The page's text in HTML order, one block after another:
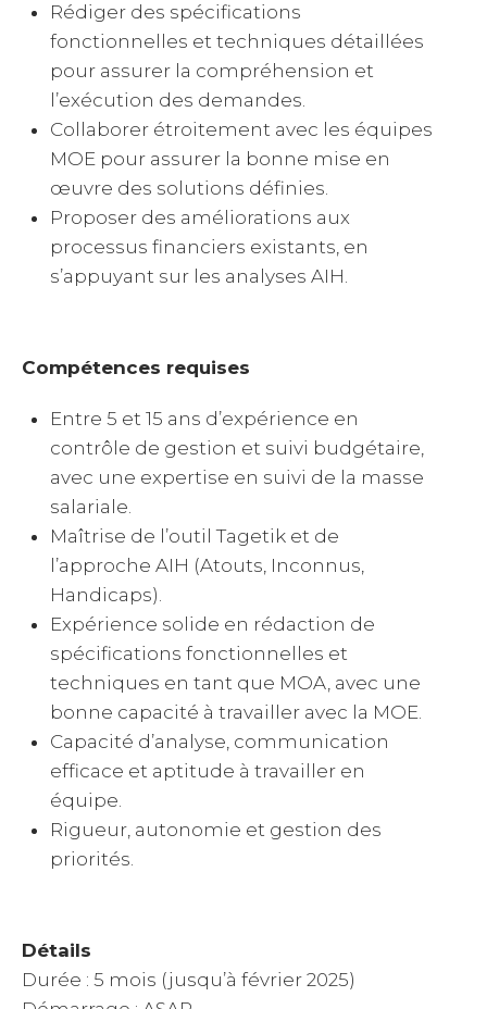
Rédiger des spécifications
fonctionnelles et techniques détaillées
pour assurer la compréhension et
l’exécution des demandes.
Collaborer étroitement avec les équipes
MOE pour assurer la bonne mise en
œuvre des solutions définies.
Proposer des améliorations aux
processus financiers existants, en
s’appuyant sur les analyses AIH.
Compétences requises
Entre 5 et 15 ans d’expérience en
contrôle de gestion et suivi budgétaire,
avec une expertise en suivi de la masse
salariale.
Maîtrise de l’outil Tagetik et de
l’approche AIH (Atouts, Inconnus,
Handicaps).
Expérience solide en rédaction de
spécifications fonctionnelles et
techniques en tant que MOA, avec une
bonne capacité à travailler avec la MOE.
Capacité d’analyse, communication
efficace et aptitude à travailler en
équipe.
Rigueur, autonomie et gestion des
priorités.
Détails
Durée : 5 mois (jusqu’à février 2025)